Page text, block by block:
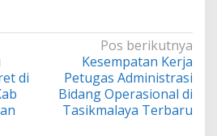
di
Pos berikutnya
Kesempatan Kerja
Petugas Administrasi
Bidang Operasional di
Tasikmalaya Terbaru